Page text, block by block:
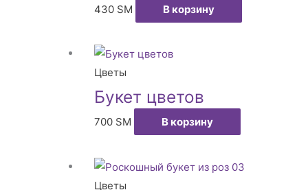
430 ЅМ В корзину
Цветы
Букет цветов
700 ЅМ В корзину
Цветы